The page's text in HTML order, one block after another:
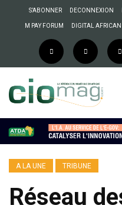
S’ABONNER DECONNEXION
M PAY FORUM DIGITAL AFRICAN
A LA UNE TRIBUNE
Réseau